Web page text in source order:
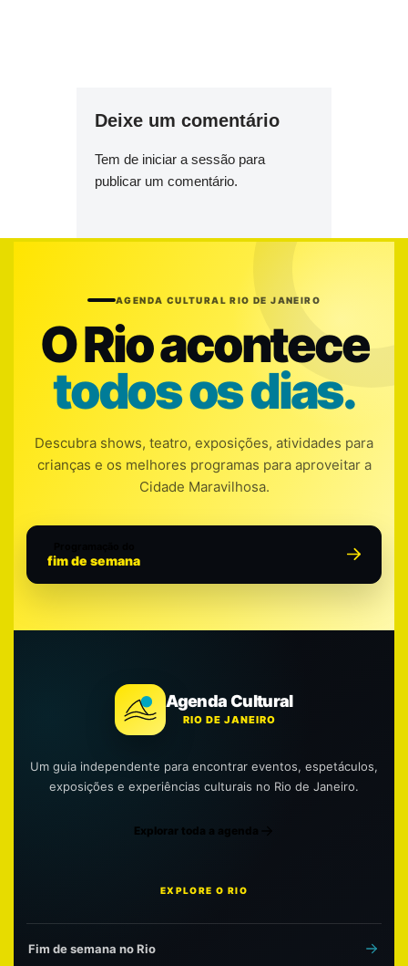
Deixe um comentário
Tem de iniciar a sessão para
publicar um comentário.
AGENDA CULTURAL RIO DE JANEIRO
O Rio acontece
todos os dias.
Descubra shows, teatro, exposições, atividades para
crianças e os melhores programas para aproveitar a
Cidade Maravilhosa.
fim de semana
Agenda Cultural
RIO DE JANEIRO
Um guia independente para encontrar eventos, espetáculos,
exposições e experiências culturais no Rio de Janeiro.
Explorar toda a agenda
EXPLORE O RIO
Fim de semana no Rio